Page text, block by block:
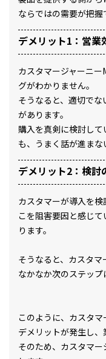
ならではの需要が把握
デメリット1：営業
カスタマージャーニ
グがわかりません。
そうなると、適切で
があります。
購入を真剣に検討し
も、うまく話が進まな
デメリット2：検討
カスタマーが導入を
こを阻害要因と感じ
ります。
そうなると、カスタマ
なかなか次のステップ
このように、カスタマ
デメリットが発生し、
そのため、カスタマ